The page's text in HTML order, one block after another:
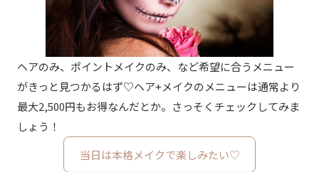
ヘアのみ、ポイントメイクのみ、など希望に合うメニュー
がきっと見つかるはず♡ヘア+メイクのメニューは通常より
最大2,500円もお得なんだとか。さっそくチェックしてみま
しょう！
当日は本格メイクで楽しみたい♡